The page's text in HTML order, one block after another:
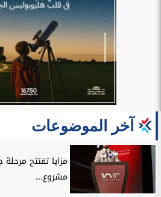
آخر الموضوعات
مزايا تفتتح
مشروع...